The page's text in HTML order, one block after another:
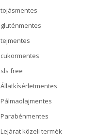
tojásmentes
gluténmentes
tejmentes
cukormentes
sls free
Állatkísérletmentes
Pálmaolajmentes
Parabénmentes
Lejárat közeli termék